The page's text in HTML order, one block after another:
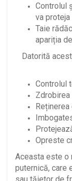
Controlul
va
Taie
apariția
Datorită
Controlul
Opreste
Aceasta este o
puternică, care
sau tăietor de